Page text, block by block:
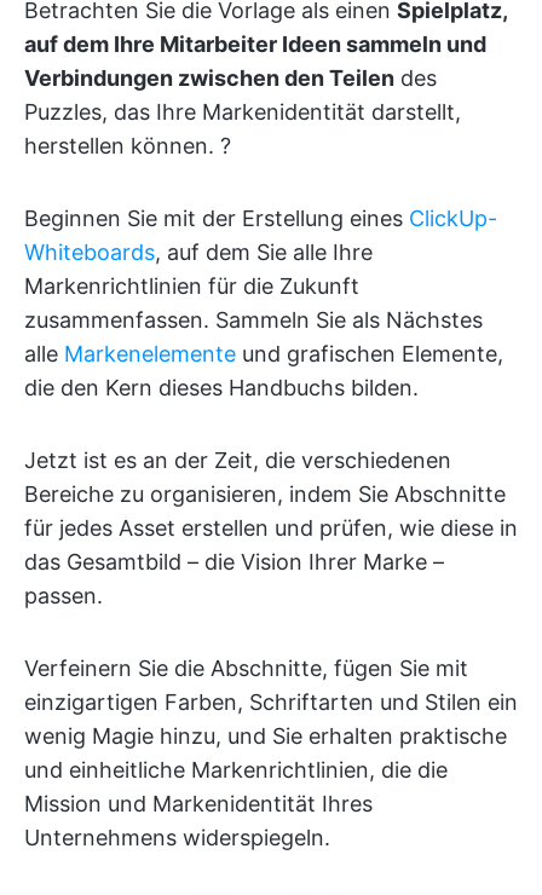
Betrachten Sie die Vorlage als einen Spielplatz,
auf dem Ihre Mitarbeiter Ideen sammeln und
Verbindungen zwischen den Teilen des
Puzzles, das Ihre Markenidentität darstellt,
herstellen können. ?
Beginnen Sie mit der Erstellung eines ClickUp-
Whiteboards, auf dem Sie alle Ihre
Markenrichtlinien für die Zukunft
zusammenfassen. Sammeln Sie als Nächstes
alle Markenelemente und grafischen Elemente,
die den Kern dieses Handbuchs bilden.
Jetzt ist es an der Zeit, die verschiedenen
Bereiche zu organisieren, indem Sie Abschnitte
für jedes Asset erstellen und prüfen, wie diese in
das Gesamtbild – die Vision Ihrer Marke –
passen.
Verfeinern Sie die Abschnitte, fügen Sie mit
einzigartigen Farben, Schriftarten und Stilen ein
wenig Magie hinzu, und Sie erhalten praktische
und einheitliche Markenrichtlinien, die die
Mission und Markenidentität Ihres
Unternehmens widerspiegeln.